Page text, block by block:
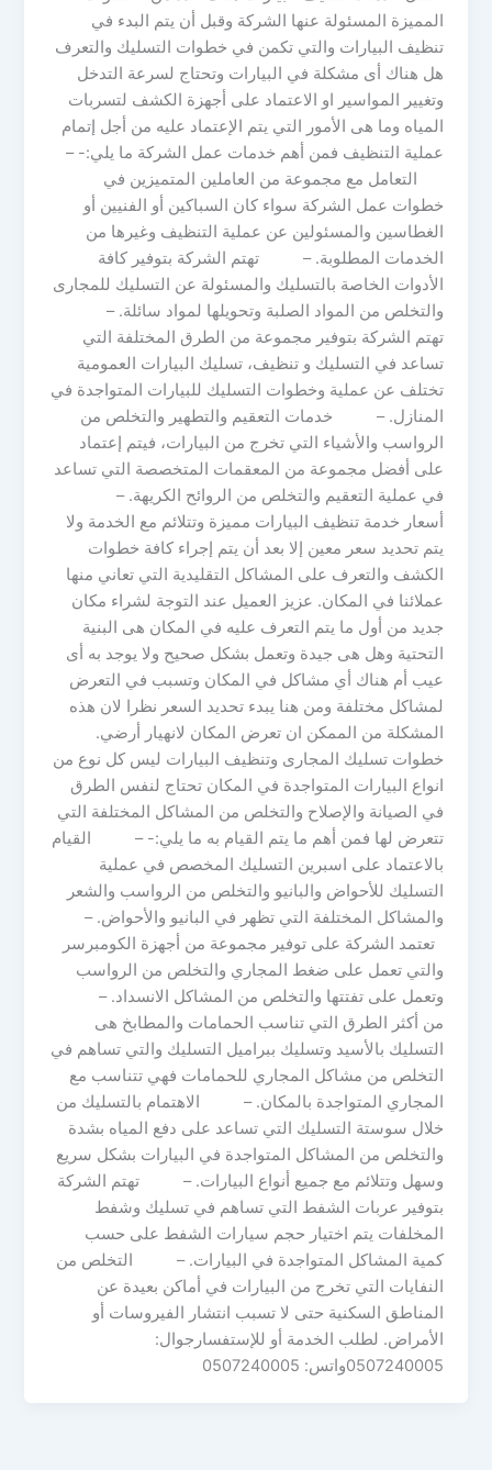
المميزة المسئولة عنها الشركة وقبل أن يتم البدء في
تنظيف البيارات والتي تكمن في خطوات التسليك والتعرف
هل هناك أى مشكلة في البيارات وتحتاج لسرعة التدخل
وتغيير المواسير او الاعتماد على أجهزة الكشف لتسربات
المياه وما هى الأمور التي يتم الإعتماد عليه من أجل إتمام
عملية التنظيف فمن أهم خدمات عمل الشركة ما يلي:- –
التعامل مع مجموعة من العاملين المتميزين في
خطوات عمل الشركة سواء كان السباكين أو الفنيين أو
الغطاسين والمسئولين عن عملية التنظيف وغيرها من
الخدمات المطلوبة. – تهتم الشركة بتوفير كافة
الأدوات الخاصة بالتسليك والمسئولة عن التسليك للمجارى
والتخلص من المواد الصلبة وتحويلها لمواد سائلة. –
تهتم الشركة بتوفير مجموعة من الطرق المختلفة التي
تساعد في التسليك و تنظيف، تسليك البيارات العمومية
تختلف عن عملية وخطوات التسليك للبيارات المتواجدة في
المنازل. – خدمات التعقيم والتطهير والتخلص من
الرواسب والأشياء التي تخرج من البيارات، فيتم إعتماد
على أفضل مجموعة من المعقمات المتخصصة التي تساعد
في عملية التعقيم والتخلص من الروائح الكريهة. –
أسعار خدمة تنظيف البيارات مميزة وتتلائم مع الخدمة ولا
يتم تحديد سعر معين إلا بعد أن يتم إجراء كافة خطوات
الكشف والتعرف على المشاكل التقليدية التي تعاني منها
عملائنا في المكان. عزيز العميل عند التوجة لشراء مكان
جديد من أول ما يتم التعرف عليه في المكان هى البنية
التحتية وهل هى جيدة وتعمل بشكل صحيح ولا يوجد به أى
عيب أم هناك أي مشاكل في المكان وتسبب في التعرض
لمشاكل مختلفة ومن هنا يبدء تحديد السعر نظرا لان هذه
المشكلة من الممكن ان تعرض المكان لانهيار أرضي.
خطوات تسليك المجارى وتنظيف البيارات ليس كل نوع من
انواع البيارات المتواجدة في المكان تحتاج لنفس الطرق
في الصيانة والإصلاح والتخلص من المشاكل المختلفة التي
تتعرض لها فمن أهم ما يتم القيام به ما يلي:- – القيام
بالاعتماد على اسبرين التسليك المخصص في عملية
التسليك للأحواض والبانيو والتخلص من الرواسب والشعر
والمشاكل المختلفة التي تظهر في البانيو والأحواض. –
تعتمد الشركة على توفير مجموعة من أجهزة الكومبرسر
والتي تعمل على ضغط المجاري والتخلص من الرواسب
وتعمل على تفتتها والتخلص من المشاكل الانسداد. –
من أكثر الطرق التي تناسب الحمامات والمطابخ هى
التسليك بالأسيد وتسليك ببراميل التسليك والتي تساهم في
التخلص من مشاكل المجاري للحمامات فهي تتناسب مع
المجاري المتواجدة بالمكان. – الاهتمام بالتسليك من
خلال سوستة التسليك التي تساعد على دفع المياه بشدة
والتخلص من المشاكل المتواجدة في البيارات بشكل سريع
وسهل وتتلائم مع جميع أنواع البيارات. – تهتم الشركة
بتوفير عربات الشفط التي تساهم في تسليك وشفط
المخلفات يتم اختيار حجم سيارات الشفط على حسب
كمية المشاكل المتواجدة في البيارات. – التخلص من
النفايات التي تخرج من البيارات في أماكن بعيدة عن
المناطق السكنية حتى لا تسبب انتشار الفيروسات أو
الأمراض. لطلب الخدمة أو للإستفسارجوال:
0507240005واتس: 0507240005